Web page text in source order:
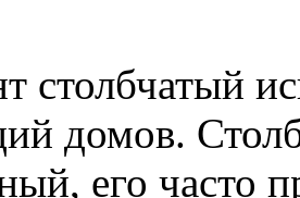
столбчатый
домов.
его часто